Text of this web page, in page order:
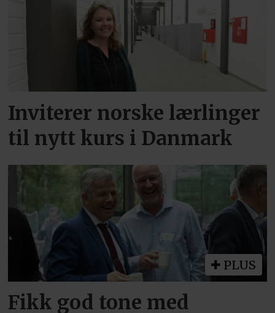
Inviterer norske lærlinger
til nytt kurs i Danmark
PLUS
Fikk god tone med